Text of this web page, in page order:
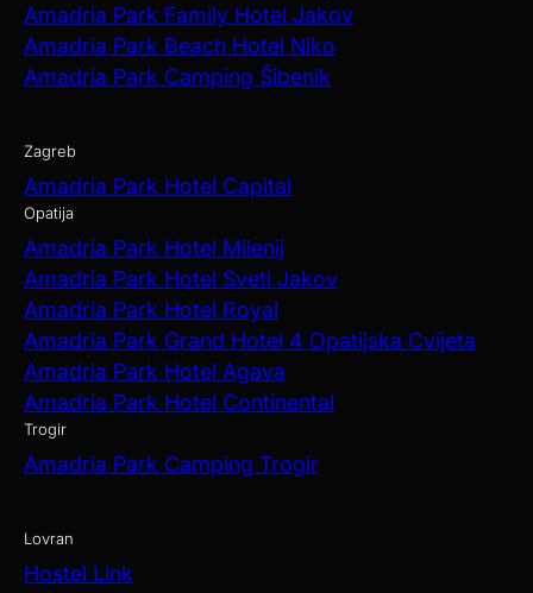
Amadria Park Family Hotel Jakov
Amadria Park Beach Hotel Niko
Amadria Park Camping Šibenik
Zagreb
Amadria Park Hotel Capital
Opatija
Amadria Park Hotel Milenij
Amadria Park Hotel Sveti Jakov
Amadria Park Hotel Royal
Amadria Park Grand Hotel 4 Opatijska Cvijeta
Amadria Park Hotel Agava
Amadria Park Hotel Continental
Trogir
Amadria Park Camping Trogir
Lovran
Hostel Link